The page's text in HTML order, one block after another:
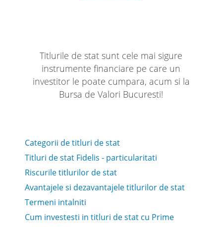
Titlurile de stat sunt cele mai sigure
instrumente financiare pe care un
investitor le poate cumpara, acum si la
Bursa de Valori Bucuresti!
Categorii de titluri de stat
Titluri de stat Fidelis - particularitati
Riscurile titlurilor de stat
Avantajele si dezavantajele titlurilor de stat
Termeni intalniti
Cum investesti in titluri de stat cu Prime